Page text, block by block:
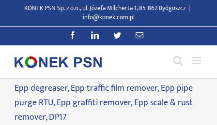
zawartości
KONEK PSN Sp. z o.o., ul. Józefa Milcherta 1, 85-862 Bydgoszcz |
info@konek.com.pl
FacebookLinkedInTwitterE-
Epp degreaser, Epp traffic film remover, Epp pipe
purge RTU, Epp graffiti remover, Epp scale & rust
remover, DP17